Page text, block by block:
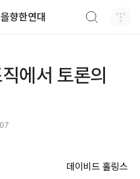
향한연대
에서 토론의
데이비드 홀링스